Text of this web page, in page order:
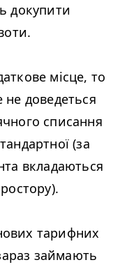
докупити
місце, то
доведеться
списання
(за
вкладаються
тарифних
займають